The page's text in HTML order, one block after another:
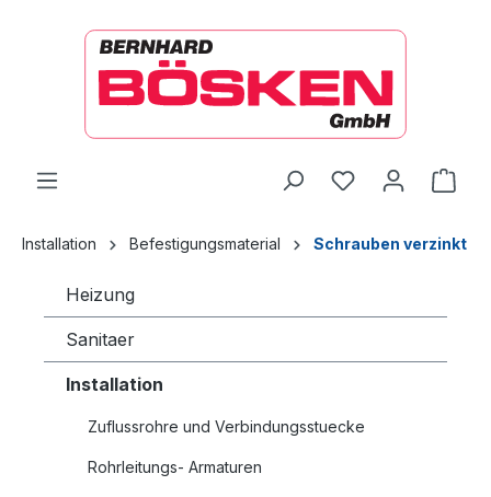
Installation Befestigungsmaterial Schrauben verzinkt
Heizung
Sanitaer
Installation
Zuflussrohre und Verbindungsstuecke
Rohrleitungs- Armaturen